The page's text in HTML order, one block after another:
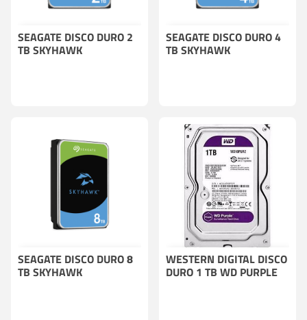
COMPRA CON CÁMARA O GRABADOR
SEAGATE DISCO DURO 2
TB SKYHAWK
COMPRA CON CÁMARA O GRABADOR
SEAGATE DISCO DURO 4
TB SKYHAWK
COMPRA CON CÁMARA O GRABADOR
SEAGATE DISCO DURO 8
TB SKYHAWK
COMPRA CON CÁMARA O GRABADOR
WESTERN DIGITAL DISCO
DURO 1 TB WD PURPLE